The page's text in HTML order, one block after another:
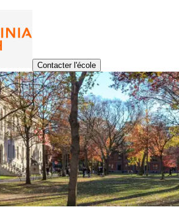
Contacter l'école